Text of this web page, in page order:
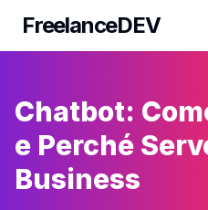
FreelanceDEV
FreelanceDEV
Blog
FAQ
Toggle theme
Chatbot:
e Perché
Business